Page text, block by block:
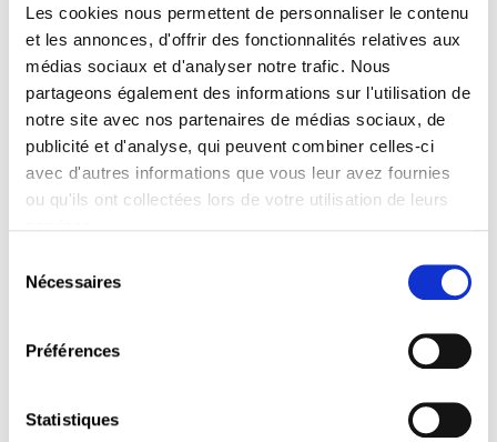
Les cookies nous permettent de personnaliser le contenu
et les annonces, d'offrir des fonctionnalités relatives aux
médias sociaux et d'analyser notre trafic. Nous
partageons également des informations sur l'utilisation de
notre site avec nos partenaires de médias sociaux, de
publicité et d'analyse, qui peuvent combiner celles-ci
avec d'autres informations que vous leur avez fournies
ou qu'ils ont collectées lors de votre utilisation de leurs
Nécessaires
Préférences
Statistiques
Les sessions d’information sur les différents cursus
seront précédées par une brève présentation sur les
aides à la formation.
Nous vous invitons à vous inscrire directement et à
sélectionner les formations qui vous intéressent
lors de votre inscription.
Masters
– Partner :
University of Rennes
Partenaire : Université Paris-Panthéon-Assas –
Le CIFFOP
L’Université de Technologie de Belfort-
Montbéliard